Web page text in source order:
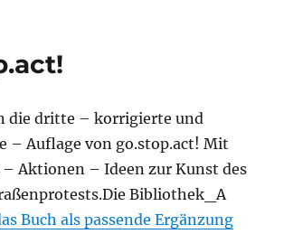
die dritte – korrigierte und
– Auflage von go.stop.act! Mit
– Aktionen – Ideen zur Kunst des
Bibliothek_A
Buch als passende Ergänzung